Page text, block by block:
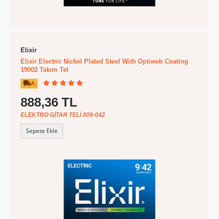
Elixir
Elixir Electric Nickel Plated Steel With Optiweb Coating
19002 Takım Tel
A
888,36 TL
ELEKTRO GITAR TELI 009-042
Sepete Ekle